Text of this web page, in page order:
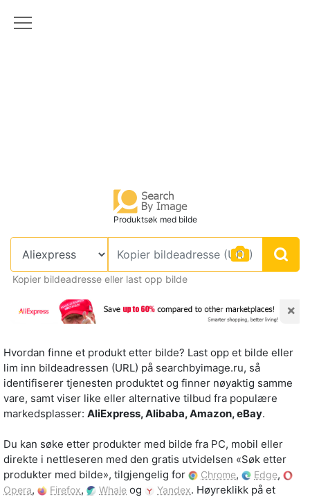
Produktsøk med bilde
Kopier bildeadresse eller last opp bilde
×
Hvordan finne et produkt etter bilde? Last opp et bilde eller
lim inn bildeadressen (URL) på searchbyimage.ru, så
identifiserer tjenesten produktet og finner nøyaktig samme
vare, samt viser like eller alternative tilbud fra populære
markedsplasser: AliExpress, Alibaba, Amazon, eBay.
Du kan søke etter produkter med bilde fra PC, mobil eller
direkte i nettleseren med den gratis utvidelsen «Søk etter
produkter med bilde», tilgjengelig for
Chrome, Edge,
Opera, Firefox, Whale og Yandex. Høyreklikk på et